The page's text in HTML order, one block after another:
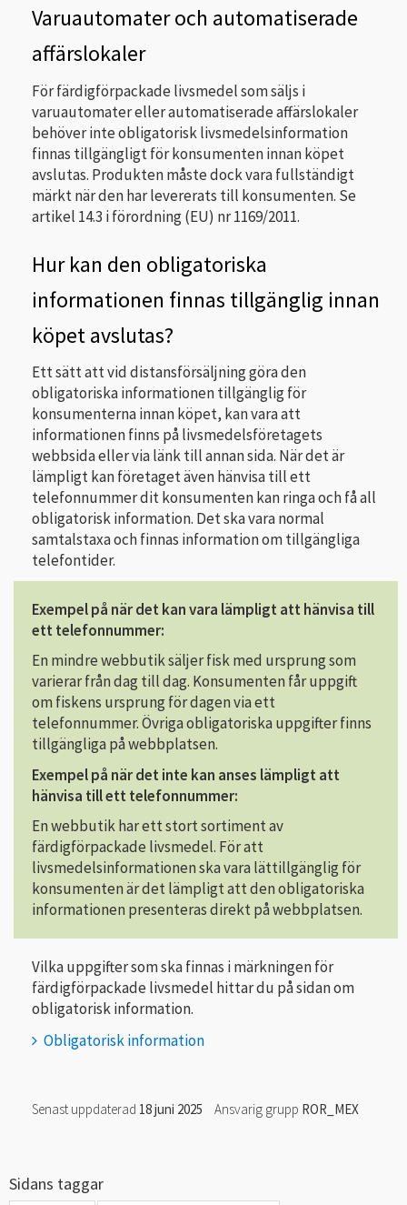
Varuautomater och automatiserade
affärslokaler
För färdigförpackade livsmedel som säljs i
varuautomater eller automatiserade affärslokaler
behöver inte obligatorisk livsmedelsinformation
finnas tillgängligt för konsumenten innan köpet
avslutas. Produkten måste dock vara fullständigt
märkt när den har levererats till konsumenten. Se
artikel 14.3 i förordning (EU) nr 1169/2011.
Hur kan den obligatoriska
informationen finnas tillgänglig innan
köpet avslutas?
Ett sätt att vid distansförsäljning göra den
obligatoriska informationen tillgänglig för
konsumenterna innan köpet, kan vara att
informationen finns på livsmedelsföretagets
webbsida eller via länk till annan sida. När det är
lämpligt kan företaget även hänvisa till ett
telefonnummer dit konsumenten kan ringa och få all
obligatorisk information. Det ska vara normal
samtalstaxa och finnas information om tillgängliga
telefontider.
Exempel på när det kan vara lämpligt att hänvisa till
ett telefonnummer:
En mindre webbutik säljer fisk med ursprung som
varierar från dag till dag. Konsumenten får uppgift
om fiskens ursprung för dagen via ett
telefonnummer. Övriga obligatoriska uppgifter finns
tillgängliga på webbplatsen.
Exempel på när det inte kan anses lämpligt att
hänvisa till ett telefonnummer:
En webbutik har ett stort sortiment av
färdigförpackade livsmedel. För att
livsmedelsinformationen ska vara lättillgänglig för
konsumenten är det lämpligt att den obligatoriska
informationen presenteras direkt på webbplatsen.
Vilka uppgifter som ska finnas i märkningen för
färdigförpackade livsmedel hittar du på sidan om
obligatorisk information.
Obligatorisk information
Senast uppdaterad 18 juni 2025 Ansvarig grupp ROR_MEX
Sidans taggar